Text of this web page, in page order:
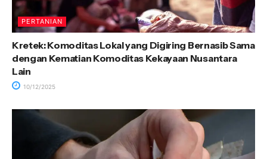
PERTANIAN
Kretek: Komoditas Lokal yang Digiring Bernasib Sama
dengan Kematian Komoditas Kekayaan Nusantara
Lain
10/12/2025